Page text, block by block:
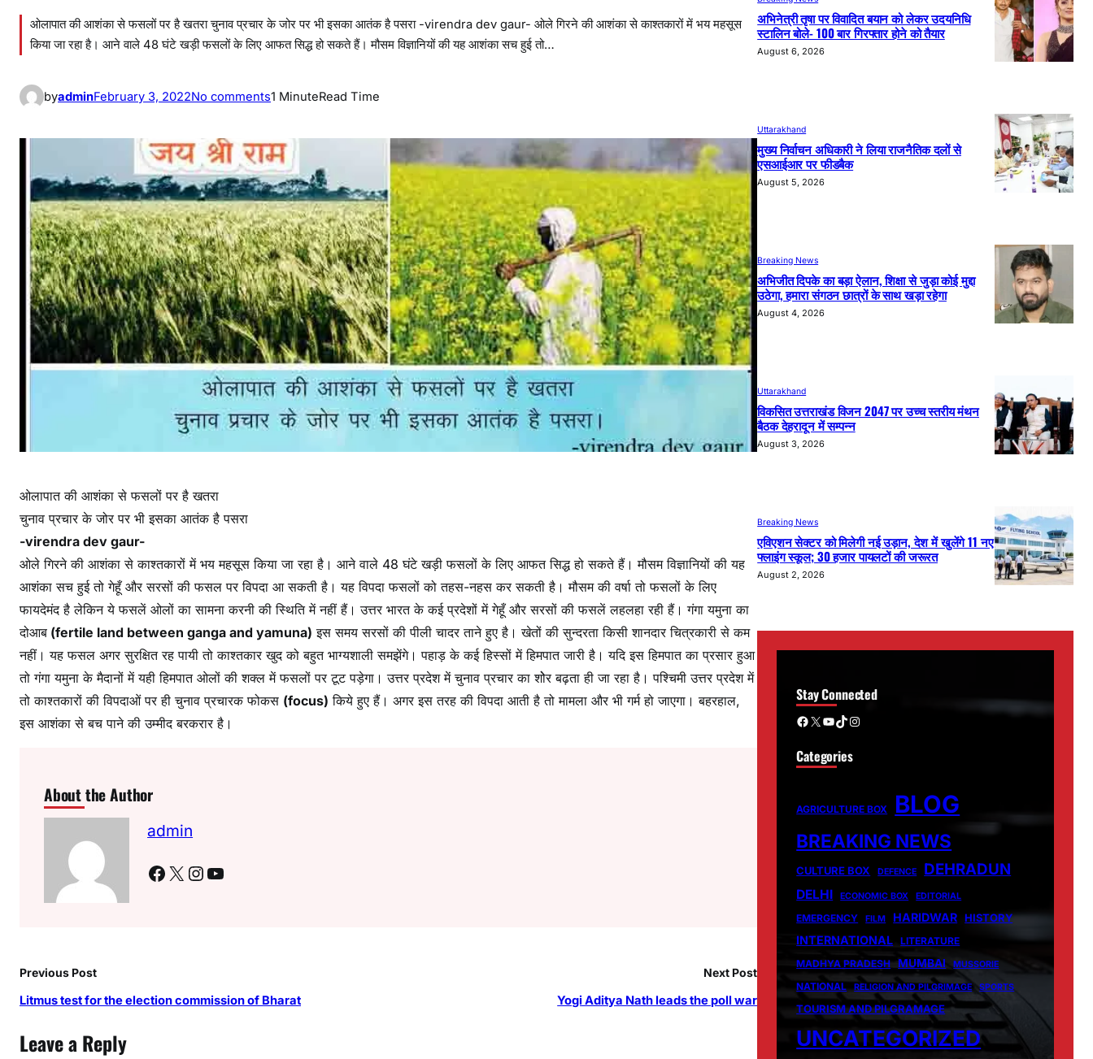
ओलापात की आशंका से फसलों पर है खतरा चुनाव प्रचार के जोर पर भी इसका आतंक है पसरा -virendra dev gaur- ओले गिरने की आशंका से काश्तकारों में भय महसूस
किया जा रहा है। आने वाले 48 घंटे खड़ी फसलों के लिए आफत सिद्ध हो सकते हैं। मौसम विज्ञानियों की यह आशंका सच हुई तो…
byadminFebruary 3, 2022No commentso
स
म
की
क
र
व
ट
से
का
श्त
का
रों
में
भ
1 MinuteRead Time
ओलापात की आशंका से फसलों पर है खतरा
चुनाव प्रचार के जोर पर भी इसका आतंक है पसरा
-virendra dev gaur-
ओले गिरने की आशंका से काश्तकारों में भय महसूस किया जा रहा है। आने वाले 48 घंटे खड़ी फसलों के लिए आफत सिद्ध हो सकते हैं। मौसम विज्ञानियों की यह
आशंका सच हुई तो गेहूँ और सरसों की फसल पर विपदा आ सकती है। यह विपदा फसलों को तहस-नहस कर सकती है। मौसम की वर्षा तो फसलों के लिए
फायदेमंद है लेकिन ये फसलें ओलों का सामना करनी की स्थिति में नहीं हैं। उत्तर भारत के कई प्रदेशों में गेहूँ और सरसों की फसलें लहलहा रही हैं। गंगा यमुना का
दोआब (fertile land between ganga and yamuna) इस समय सरसों की पीली चादर ताने हुए है। खेतों की सुन्दरता किसी शानदार चित्रकारी से कम
नहीं। यह फसल अगर सुरक्षित रह पायी तो काश्तकार खुद को बहुत भाग्यशाली समझेंगे। पहाड़ के कई हिस्सों में हिमपात जारी है। यदि इस हिमपात का प्रसार हुआ
तो गंगा यमुना के मैदानों में यही हिमपात ओलों की शक्ल में फसलों पर टूट पड़ेगा। उत्तर प्रदेश में चुनाव प्रचार का शोेर बढ़ता ही जा रहा है। पश्चिमी उत्तर प्रदेश में
तो काश्तकारों की विपदाओं पर ही चुनाव प्रचारक फोकस (focus) किये हुए हैं। अगर इस तरह की विपदा आती है तो मामला और भी गर्म हो जाएगा। बहरहाल,
इस आशंका से बच पाने की उम्मीद बरकरार है।
About the Author
admin
Facebook X Instagram YouTube
Previous Post
Litmus test for the election commission of Bharat
Next Post
Yogi Aditya Nath leads the poll war
Leave a Reply
अभिनेत्री तृषा पर विवादित बयान को लेकर उदयनिधि
स्टालिन बोले- 100 बार गिरफ्तार होने को तैयार
August 6, 2026
Uttarakhand
मुख्य निर्वाचन अधिकारी ने लिया राजनैतिक दलों से
एसआईआर पर फीडबैक
August 5, 2026
Breaking News
अभिजीत दिपके का बड़ा ऐलान, शिक्षा से जुड़ा कोई मुद्दा
उठेगा, हमारा संगठन छात्रों के साथ खड़ा रहेगा
August 4, 2026
Uttarakhand
विकसित उत्तराखंड विजन 2047 पर उच्च स्तरीय मंथन
बैठक देहरादून में सम्पन्न
August 3, 2026
Breaking News
एविएशन सेक्टर को मिलेगी नई उड़ान, देश में खुलेंगे 11 नए
फ्लाइंग स्कूल; 30 हजार पायलटों की जरूरत
August 2, 2026
Stay Connected
Facebook X YouTube TikTok Instagram
Categories
AGRICULTURE BOX BLOG
BREAKING NEWS
CULTURE BOX DEFENCE DEHRADUN
DELHI ECONOMIC BOX EDITORIAL
EMERGENCY FILM HARIDWAR HISTORY
INTERNATIONAL
LITERATURE
MADHYA PRADESH MUMBAI MUSSORIE
NATIONAL RELIGION AND PILGRIMAGE SPORTS
TOURISM AND PILGRAMAGE
UNCATEGORIZED